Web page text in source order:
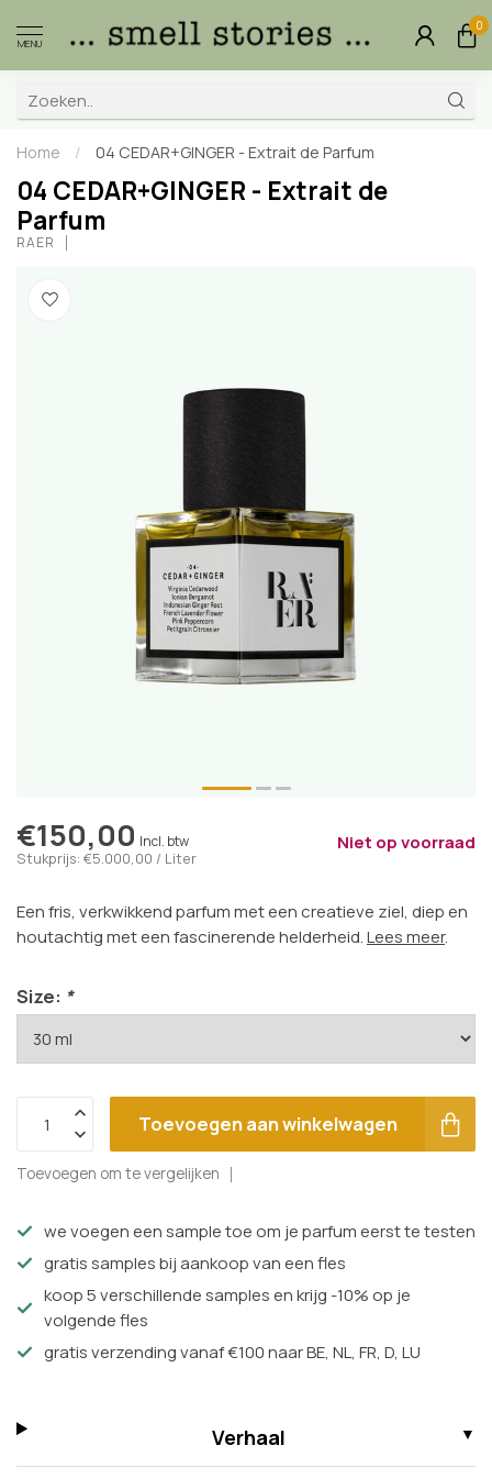
MENU
0
Home / 04 CEDAR+GINGER - Extrait de Parfum
04 CEDAR+GINGER - Extrait de
Parfum
RAER
€150,00 Incl. btw
Stukprijs: €5.000,00 / Liter
Niet op voorraad
Een fris, verkwikkend parfum met een creatieve ziel, diep en
houtachtig met een fascinerende helderheid.Lees meer.
Size: *
Toevoegen aan winkelwagen
Toevoegen om te vergelijken
we voegen een sample toe om je parfum eerst te testen
gratis samples bij aankoop van een fles
koop 5 verschillende samples en krijg -10% op je
volgende fles
gratis verzending vanaf €100 naar BE, NL, FR, D, LU
Verhaal